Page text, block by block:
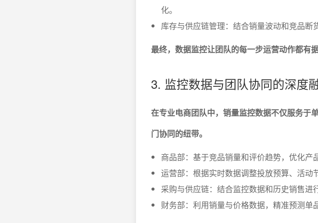
化。
库存与供应链管理：结合销量波动和竞品断
最终，数据监控让团队的每一步运营动作都有
3. 监控数据与团队协同的深度
在专业电商团队中，销量监控数据不仅服务于
门协同的纽带。
商品部：基于竞品销量和评价趋势，优化产
运营部：根据实时数据调整投放预算、活动
采购与供应链：结合监控数据和历史销售进
财务部：利用销量与价格数据，精准预测单